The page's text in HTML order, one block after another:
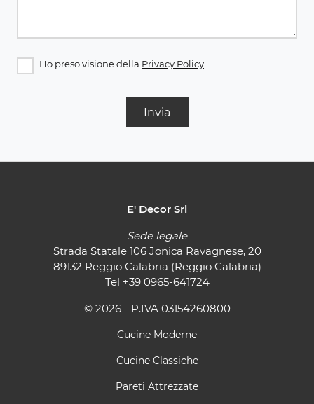
Ho preso visione della Privacy Policy
Invia
E' Decor Srl
Sede legale
Strada Statale 106 Jonica Ravagnese, 20
89132 Reggio Calabria (Reggio Calabria)
Tel +39 0965-641724
© 2026 - P.IVA 03154260800
Cucine Moderne
Cucine Classiche
Pareti Attrezzate